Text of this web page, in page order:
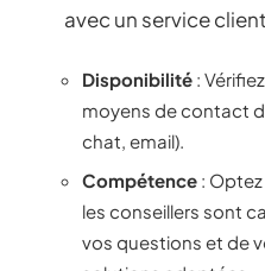
avec un service
Disponibilité :
moyens de contact
chat, email).
Compétence :
les conseillers sont
vos questions et de